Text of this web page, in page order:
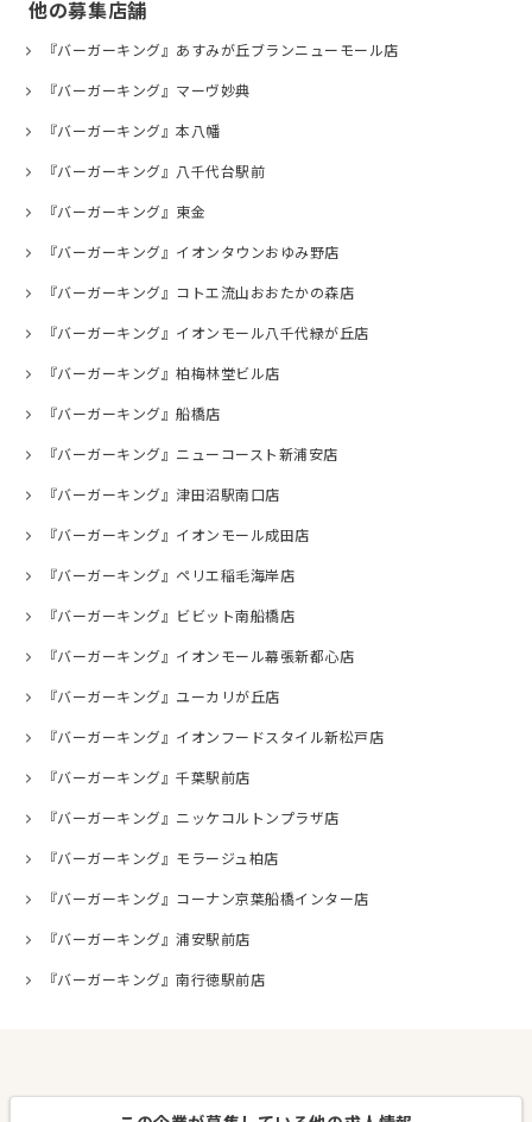
他の募集店舗
『バーガーキング』あすみが丘ブランニューモール店
『バーガーキング』マーヴ妙典
『バーガーキング』本八幡
『バーガーキング』八千代台駅前
『バーガーキング』東金
『バーガーキング』イオンタウンおゆみ野店
『バーガーキング』コトエ流山おおたかの森店
『バーガーキング』イオンモール八千代緑が丘店
『バーガーキング』柏梅林堂ビル店
『バーガーキング』船橋店
『バーガーキング』ニューコースト新浦安店
『バーガーキング』津田沼駅南口店
『バーガーキング』イオンモール成田店
『バーガーキング』ペリエ稲毛海岸店
『バーガーキング』ビビット南船橋店
『バーガーキング』イオンモール幕張新都心店
『バーガーキング』ユーカリが丘店
『バーガーキング』イオンフードスタイル新松戸店
『バーガーキング』千葉駅前店
『バーガーキング』ニッケコルトンプラザ店
『バーガーキング』モラージュ柏店
『バーガーキング』コーナン京葉船橋インター店
『バーガーキング』浦安駅前店
『バーガーキング』南行徳駅前店